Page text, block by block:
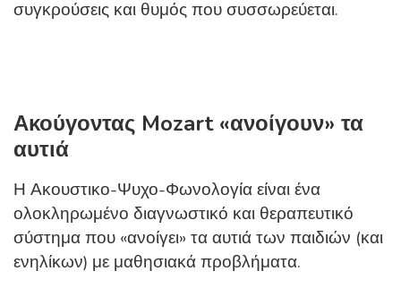
συγκρούσεις και θυμός που συσσωρεύεται.
Ακούγοντας Mozart «ανοίγουν» τα
αυτιά
Η Ακουστικο-Ψυχο-Φωνολογία είναι ένα
ολοκληρωμένο διαγνωστικό και θεραπευτικό
σύστημα που «ανοίγει» τα αυτιά των παιδιών (και
ενηλίκων) με μαθησιακά προβλήματα.